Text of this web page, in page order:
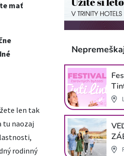
mať
len tak
tu naozaj
rodinný